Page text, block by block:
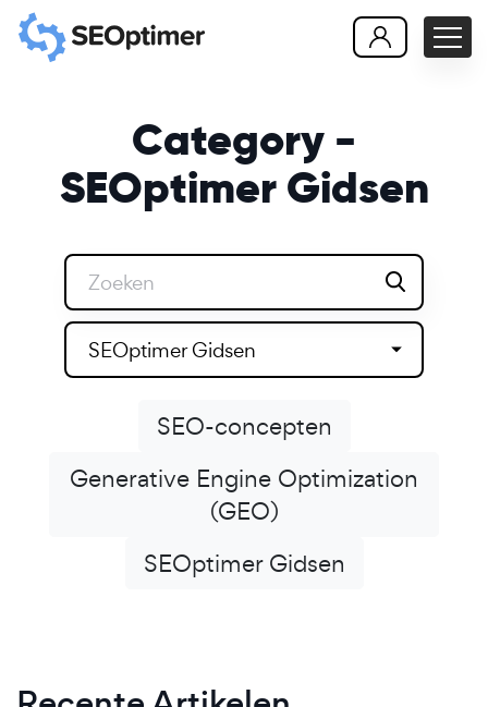
Category -
SEOptimer Gidsen
SEOptimer Gidsen
SEO-concepten
Generative Engine Optimization
(GEO)
SEOptimer Gidsen